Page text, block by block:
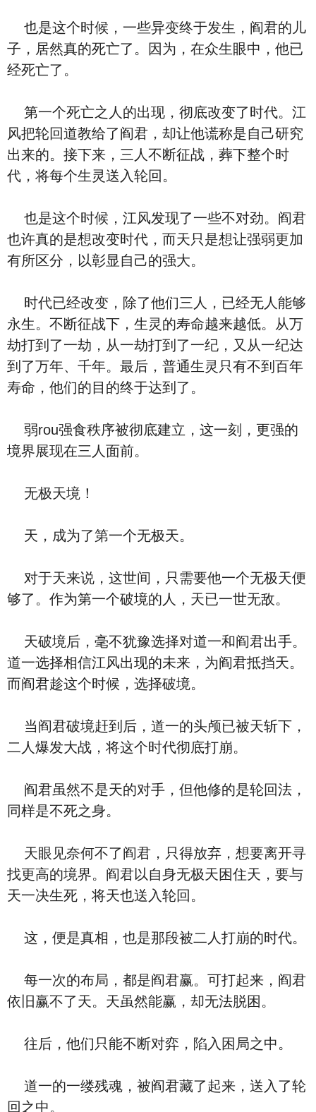
也是这个时候，一些异变终于发生，阎君的儿
子，居然真的死亡了。因为，在众生眼中，他已
经死亡了。
第一个死亡之人的出现，彻底改变了时代。江
风把轮回道教给了阎君，却让他谎称是自己研究
出来的。接下来，三人不断征战，葬下整个时
代，将每个生灵送入轮回。
也是这个时候，江风发现了一些不对劲。阎君
也许真的是想改变时代，而天只是想让强弱更加
有所区分，以彰显自己的强大。
时代已经改变，除了他们三人，已经无人能够
永生。不断征战下，生灵的寿命越来越低。从万
劫打到了一劫，从一劫打到了一纪，又从一纪达
到了万年、千年。最后，普通生灵只有不到百年
寿命，他们的目的终于达到了。
弱rou强食秩序被彻底建立，这一刻，更强的
境界展现在三人面前。
无极天境！
天，成为了第一个无极天。
对于天来说，这世间，只需要他一个无极天便
够了。作为第一个破境的人，天已一世无敌。
天破境后，毫不犹豫选择对道一和阎君出手。
道一选择相信江风出现的未来，为阎君抵挡天。
而阎君趁这个时候，选择破境。
当阎君破境赶到后，道一的头颅已被天斩下，
二人爆发大战，将这个时代彻底打崩。
阎君虽然不是天的对手，但他修的是轮回法，
同样是不死之身。
天眼见奈何不了阎君，只得放弃，想要离开寻
找更高的境界。阎君以自身无极天困住天，要与
天一决生死，将天也送入轮回。
这，便是真相，也是那段被二人打崩的时代。
每一次的布局，都是阎君赢。可打起来，阎君
依旧赢不了天。天虽然能赢，却无法脱困。
往后，他们只能不断对弈，陷入困局之中。
道一的一缕残魂，被阎君藏了起来，送入了轮
回之中。